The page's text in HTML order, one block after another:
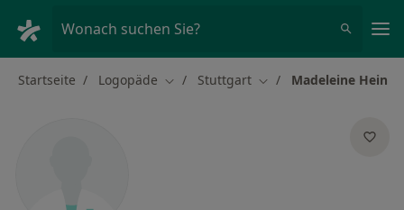
Wonach suchen Sie?
Startseite Logopäde Stadt ändern
Stuttgart Stadt ändern
Madeleine Hein